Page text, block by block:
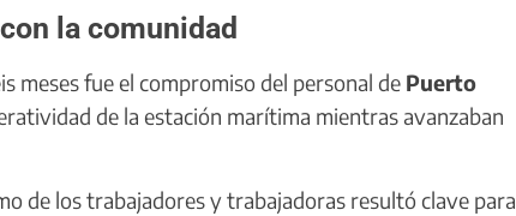
la comunidad
meses fue el compromiso del personal de Puerto
de la estación marítima mientras avanzaban
de los trabajadores y trabajadoras resultó clave para